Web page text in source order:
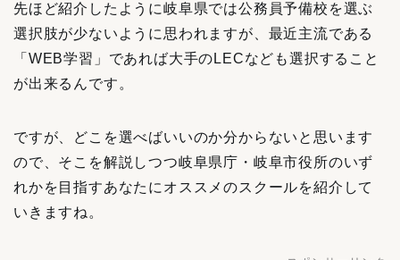
先ほど紹介したように岐阜県では公務員予備校を選ぶ
選択肢が少ないように思われますが、最近主流である
「WEB学習」であれば大手のLECなども選択すること
が出来るんです。
ですが、どこを選べばいいのか分からないと思います
ので、そこを解説しつつ岐阜県庁・岐阜市役所のいず
れかを目指すあなたにオススメのスクールを紹介して
いきますね。